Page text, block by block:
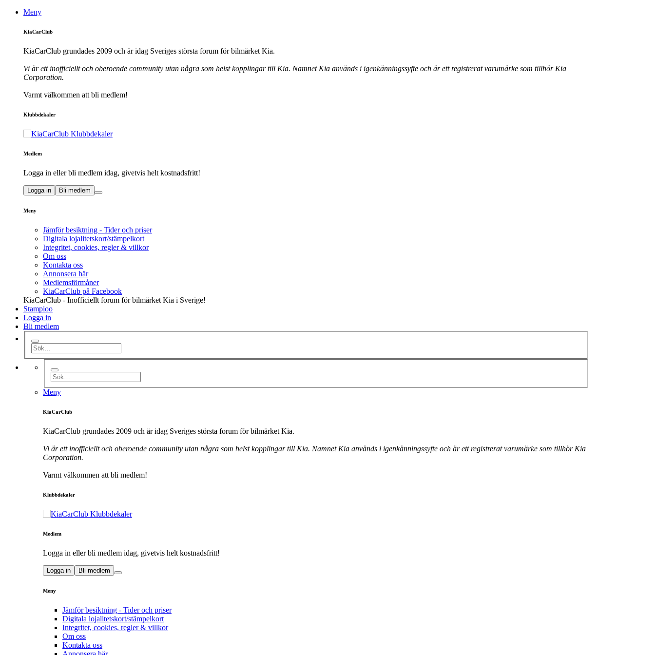
Meny
KiaCarClub
KiaCarClub grundades 2009 och är idag Sveriges största forum för bilmärket Kia.
Vi är ett inofficiellt och oberoende community utan några som helst kopplingar till Kia. Namnet Kia används i igenkänningssyfte och är ett registrerat varumärke som tillhör Kia
Corporation.
Varmt välkommen att bli medlem!
Klubbdekaler
Medlem
Logga in eller bli medlem idag, givetvis helt kostnadsfritt!
Logga in Bli medlem
Meny
Jämför besiktning - Tider och priser
Digitala lojalitetskort/stämpelkort
Integritet, cookies, regler & villkor
Om oss
Kontakta oss
Annonsera här
Medlemsförmåner
KiaCarClub på Facebook
KiaCarClub - Inofficiellt forum för bilmärket Kia i Sverige!
Stampioo
Logga in
Bli medlem
Meny
KiaCarClub
KiaCarClub grundades 2009 och är idag Sveriges största forum för bilmärket Kia.
Vi är ett inofficiellt och oberoende community utan några som helst kopplingar till Kia. Namnet Kia används i igenkänningssyfte och är ett registrerat varumärke som tillhör Kia
Corporation.
Varmt välkommen att bli medlem!
Klubbdekaler
Medlem
Logga in eller bli medlem idag, givetvis helt kostnadsfritt!
Logga in Bli medlem
Meny
Jämför besiktning - Tider och priser
Digitala lojalitetskort/stämpelkort
Integritet, cookies, regler & villkor
Om oss
Kontakta oss